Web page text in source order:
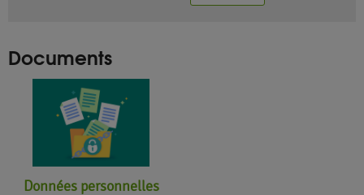
Documents
Données personnelles